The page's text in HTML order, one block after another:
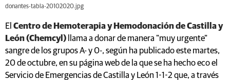
donantes-tabla-20102020.jpg
El Centro de Hemoterapia y Hemodonación de Castilla y
León (Chemcyl)
llama a donar de manera "muy urgente"
sangre de los grupos A- y 0-, según ha publicado este martes,
20 de octubre, en su página web de la que se ha hecho eco el
Servicio de Emergencias de Castilla y León 1-1-2 que, a través